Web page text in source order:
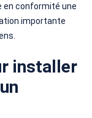
en conformité une
importante
installer